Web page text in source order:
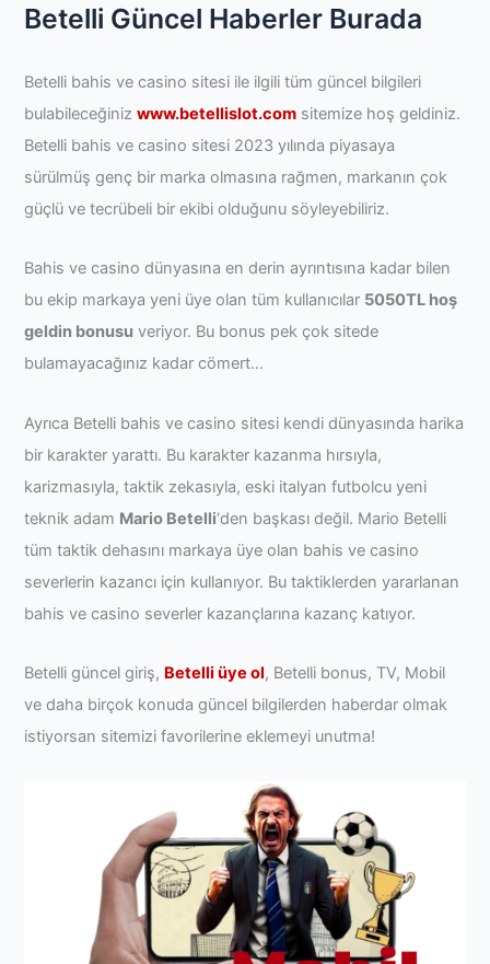
Betelli Güncel Haberler Burada
Betelli bahis ve casino sitesi ile ilgili tüm güncel bilgileri
bulabileceğinizwww.betellislot.com sitemize hoş geldiniz.
Betelli bahis ve casino sitesi 2023 yılında piyasaya
sürülmüş genç bir marka olmasına rağmen, markanın çok
güçlü ve tecrübeli bir ekibi olduğunu söyleyebiliriz.
Bahis ve casino dünyasına en derin ayrıntısına kadar bilen
bu ekip markaya yeni üye olan tüm kullanıcılar 5050TL hoş
geldin bonusu veriyor. Bu bonus pek çok sitede
bulamayacağınız kadar cömert…
Ayrıca Betelli bahis ve casino sitesi kendi dünyasında harika
bir karakter yarattı. Bu karakter kazanma hırsıyla,
karizmasıyla, taktik zekasıyla, eski italyan futbolcu yeni
teknik adam Mario Betelli‘den başkası değil. Mario Betelli
tüm taktik dehasını markaya üye olan bahis ve casino
severlerin kazancı için kullanıyor. Bu taktiklerden yararlanan
bahis ve casino severler kazançlarına kazanç katıyor.
Betelli güncel giriş, Betelli üye ol, Betelli bonus, TV, Mobil
ve daha birçok konuda güncel bilgilerden haberdar olmak
istiyorsan sitemizi favorilerine eklemeyi unutma!